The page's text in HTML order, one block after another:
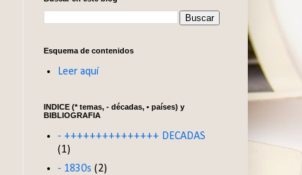
Esquema de contenidos
Leer aquí
INDICE (* temas, - décadas, • países) y
BIBLIOGRAFIA
- +++++++++++++++ DECADAS
(1)
- 1830s (2)